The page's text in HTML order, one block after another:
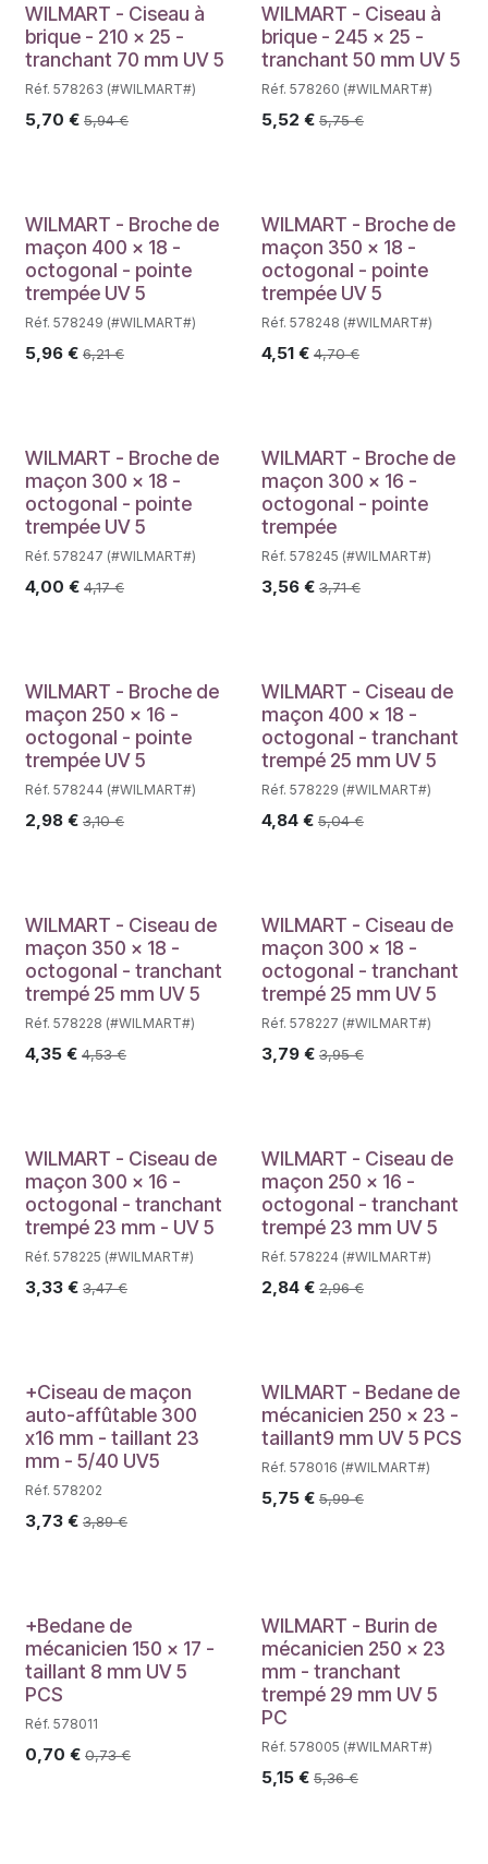
WILMART - Ciseau à
brique - 210 x 25 -
tranchant 70 mm UV 5
Réf. 578263 (#WILMART#)
5,70 € 5,94€
WILMART - Ciseau à
brique - 245 x 25 -
tranchant 50 mm UV 5
Réf. 578260 (#WILMART#)
5,52 € 5,75€
WILMART - Broche de
maçon 400 x 18 -
octogonal - pointe
trempée UV 5
Réf. 578249 (#WILMART#)
5,96 € 6,21€
WILMART - Broche de
maçon 350 x 18 -
octogonal - pointe
trempée UV 5
Réf. 578248 (#WILMART#)
4,51€ 4,70€
WILMART - Broche de
maçon 300 x 18 -
octogonal - pointe
trempée UV 5
Réf. 578247 (#WILMART#)
4,00 € 4,17€
WILMART - Broche de
maçon 300 x 16 -
octogonal - pointe
trempée
Réf. 578245 (#WILMART#)
3,56€ 3,71€
WILMART - Broche de
maçon 250 x 16 -
octogonal - pointe
trempée UV 5
Réf. 578244 (#WILMART#)
2,98 € 3,10€
WILMART - Ciseau de
maçon 400 x 18 -
octogonal - tranchant
trempé 25 mm UV 5
Réf. 578229 (#WILMART#)
4,84€ 5,04€
WILMART - Ciseau de
maçon 350 x 18 -
octogonal - tranchant
trempé 25 mm UV 5
Réf. 578228 (#WILMART#)
4,35 € 4,53€
WILMART - Ciseau de
maçon 300 x 18 -
octogonal - tranchant
trempé 25 mm UV 5
Réf. 578227 (#WILMART#)
3,79€ 3,95€
WILMART - Ciseau de
maçon 300 x 16 -
octogonal - tranchant
trempé 23 mm - UV 5
Réf. 578225 (#WILMART#)
3,33 € 3,47€
WILMART - Ciseau de
maçon 250 x 16 -
octogonal - tranchant
trempé 23 mm UV 5
Réf. 578224 (#WILMART#)
2,84€ 2,96€
+Ciseau de maçon
auto-affûtable 300
x16 mm - taillant 23
mm - 5/40 UV5
Réf. 578202
3,73 € 3,89€
WILMART - Bedane de
mécanicien 250 x 23 -
taillant9 mm UV 5 PCS
Réf. 578016 (#WILMART#)
5,75€ 5,99€
+Bedane de
mécanicien 150 x 17 -
taillant 8 mm UV 5
PCS
Réf. 578011
0,70 € 0,73€
WILMART - Burin de
mécanicien 250 x 23
mm - tranchant
trempé 29 mm UV 5
PC
Réf. 578005 (#WILMART#)
5,15€ 5,36€